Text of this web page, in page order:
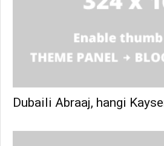
Dubaili Abraaj, hangi